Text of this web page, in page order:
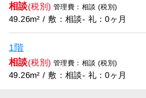
相談(税別) 管理費：相談 (税別)
49.26m² / 敷：相談- 礼：0ヶ月
1階
相談(税別) 管理費：相談 (税別)
49.26m² / 敷：相談- 礼：0ヶ月